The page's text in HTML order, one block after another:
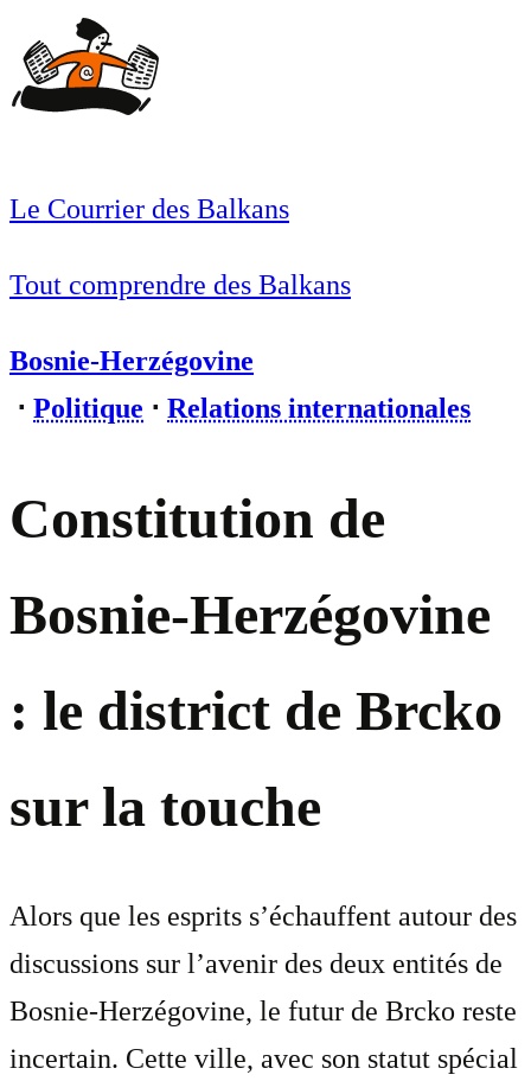
Le Courrier des Balkans
Tout comprendre des Balkans
Bosnie-Herzégovine
⋅ Politique ⋅ Relations internationales
Constitution de
Bosnie-Herzégovine
: le district de Brcko
sur la touche
Alors que les esprits s’échauffent autour des
discussions sur l’avenir des deux entités de
Bosnie-Herzégovine, le futur de Brcko reste
incertain. Cette ville, avec son statut spécial